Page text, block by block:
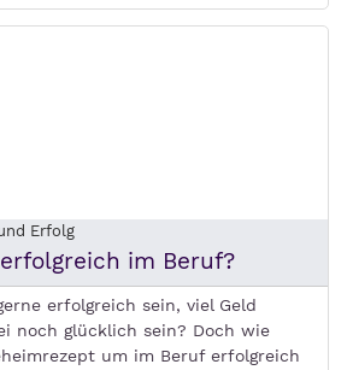
Erfolg
im Beruf?
erfolgreich sein, viel Geld
noch glücklich sein? Doch wie
um im Beruf erfolgreich